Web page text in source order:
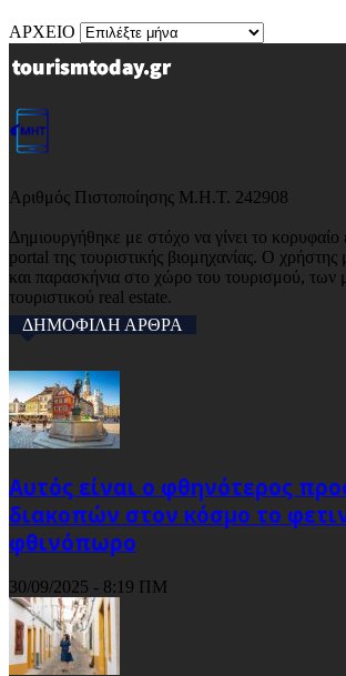
ΑΡΧΕΙΟ
Αριθμός Πιστοποίησης Μ.Η.Τ. 242908
Δημιουργήθηκε με στόχο να γίνει το κορυφαίο
portal της τουριστικής βιομηχανίας. Ο χρήστης
και παρασκήνια στο χώρο του τουρισμού, των
τουριστικού real estate.
ΔΗΜΟΦΙΛΗ ΑΡΘΡΑ
Αυτός είναι ο φθηνότερος
διακοπών στον κόσμο το
φθινόπωρο
30/09/2025 - 8:19 ΠΜ